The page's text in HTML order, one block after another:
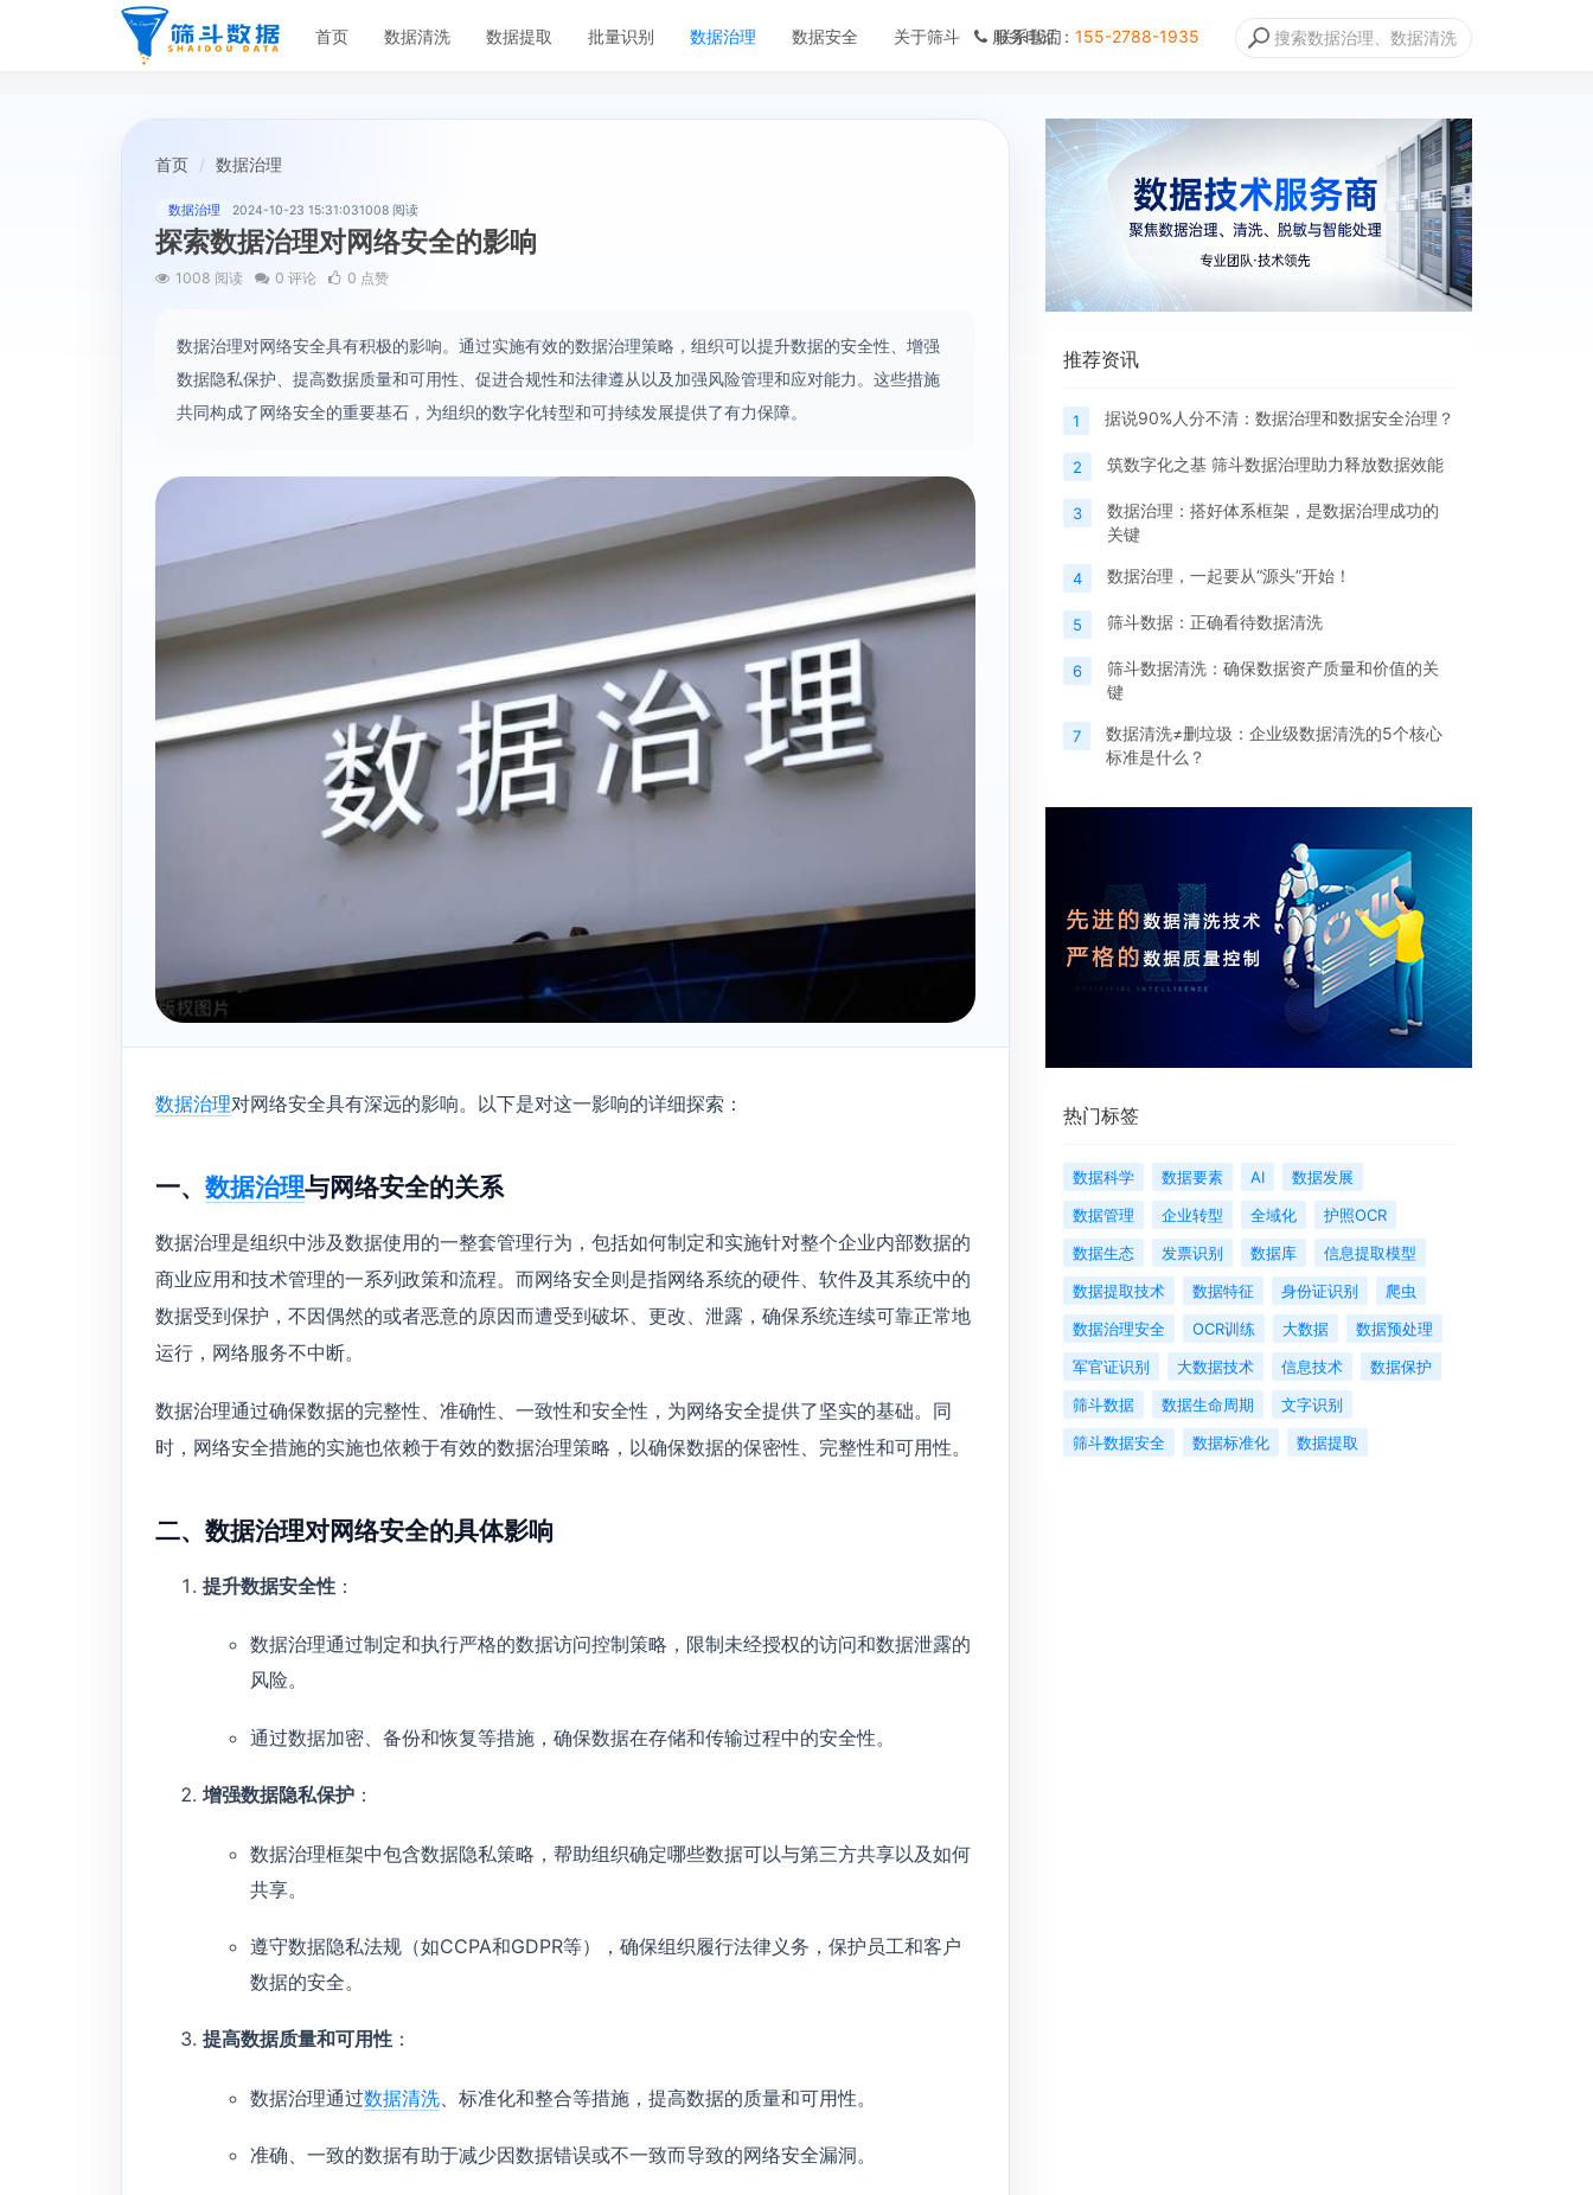
服务电话： 155-2788-1935
首页 数据清洗 数据提取 批量识别 数据治理 数据安全 关于筛斗 联系我们
首页 数据治理
数据治理 2024-10-23 15:31:031008 阅读
探索数据治理对网络安全的影响
1008 阅读 0 评论 0 点赞
数据治理对网络安全具有积极的影响。通过实施有效的数据治理策略，组织可以提升数据的安全性、增强
数据隐私保护、提高数据质量和可用性、促进合规性和法律遵从以及加强风险管理和应对能力。这些措施
共同构成了网络安全的重要基石，为组织的数字化转型和可持续发展提供了有力保障。
数据治理对网络安全具有深远的影响。以下是对这一影响的详细探索：
一、 数据治理与网络安全的关系
数据治理是组织中涉及数据使用的一整套管理行为，包括如何制定和实施针对整个企业内部数据的
商业应用和技术管理的一系列政策和流程。而网络安全则是指网络系统的硬件、软件及其系统中的
数据受到保护，不因偶然的或者恶意的原因而遭受到破坏、更改、泄露，确保系统连续可靠正常地
运行，网络服务不中断。
数据治理通过确保数据的完整性、准确性、一致性和安全性，为网络安全提供了坚实的基础。同
时，网络安全措施的实施也依赖于有效的数据治理策略，以确保数据的保密性、完整性和可用性。
二、数据治理对网络安全的具体影响
提升数据安全性 ：
数据治理通过制定和执行严格的数据访问控制策略，限制未经授权的访问和数据泄露的
风险。
通过数据加密、备份和恢复等措施，确保数据在存储和传输过程中的安全性。
增强数据隐私保护 ：
数据治理框架中包含数据隐私策略，帮助组织确定哪些数据可以与第三方共享以及如何
共享。
遵守数据隐私法规（如CCPA和GDPR等），确保组织履行法律义务，保护员工和客户
数据的安全。
提高数据质量和可用性 ：
数据治理通过数据清洗 、标准化和整合等措施，提高数据的质量和可用性。
准确、一致的数据有助于减少因数据错误或不一致而导致的网络安全漏洞。
推荐资讯
1 据说90%人分不清：数据治理和数据安全治理？
2 筑数字化之基 筛斗数据治理助力释放数据效能
3
数据治理：搭好体系框架，是数据治理成功的
关键
4 数据治理，一起要从“源头”开始！
5 筛斗数据：正确看待数据清洗
6
筛斗数据清洗：确保数据资产质量和价值的关
键
7
数据清洗≠删垃圾：企业级数据清洗的5个核心
标准是什么？
热门标签
数据科学 数据要素 AI
数据发展
数据管理
企业转型 全域化
护照OCR
数据生态
发票识别 数据库
信息提取模型
数据提取技术
数据特征 身份证识别
爬虫
数据治理安全
OCR训练 大数据
数据预处理
军官证识别
大数据技术 信息技术
数据保护
筛斗数据
数据生命周期
文字识别
筛斗数据安全
数据标准化 数据提取